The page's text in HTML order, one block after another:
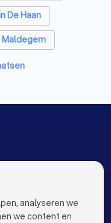
De Haan
Maldegem
Heist Knokke
Ruiselede
in Gent
u
analyseren we
we content en